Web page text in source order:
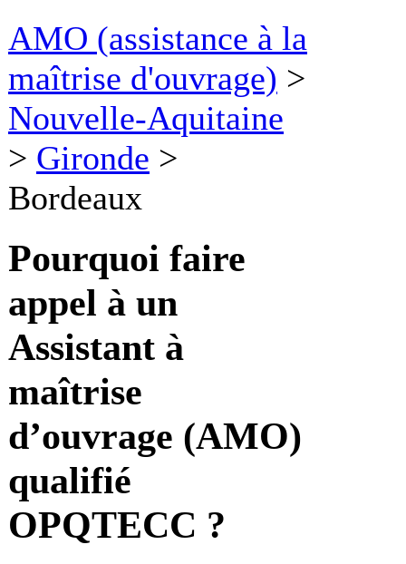
AMO (assistance à la
maîtrise d'ouvrage) >
Nouvelle-Aquitaine
> Gironde >
Bordeaux
Pourquoi faire
appel à un
Assistant à
maîtrise
d’ouvrage (AMO)
qualifié
OPQTECC ?